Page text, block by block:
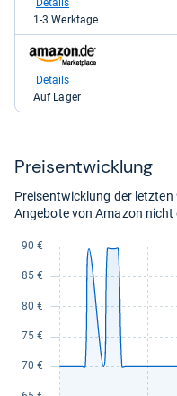
69,99
kaufen.
Kaufland
kaufen.
Details
1-3 Werktage
zum
Shop:
Amazon.de
Details
Auf Lager
Preis­ent­wick­lung
Preisentwicklung der
Angebote von Amazon nicht